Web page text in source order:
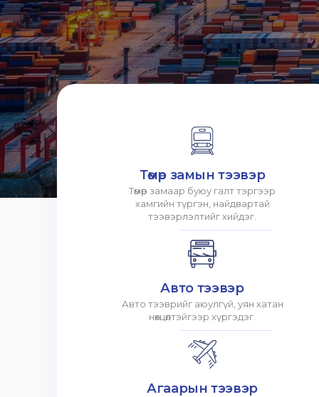
Төмөр замын тээвэр
Төмөр замаар буюу галт тэргээр
хамгийн түргэн, найдвартай
тээвэрлэлтийг хийдэг.
Авто тээвэр
Авто тээврийг аюулгүй, уян хатан
нөхцөлтэйгээр хүргэдэг.
Агаарын тээвэр